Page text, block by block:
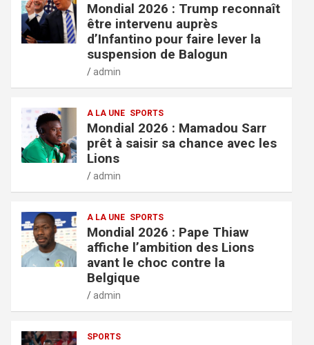
Mondial 2026 : Trump reconnaît
être intervenu auprès
d’Infantino pour faire lever la
suspension de Balogun
admin
A LA UNE SPORTS
Mondial 2026 : Mamadou Sarr
prêt à saisir sa chance avec les
Lions
admin
A LA UNE SPORTS
Mondial 2026 : Pape Thiaw
affiche l’ambition des Lions
avant le choc contre la
Belgique
admin
SPORTS